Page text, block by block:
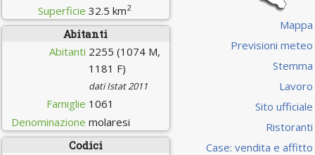
Superficie 32.5 km2
Abitanti
Abitanti 2255 (1074 M,
1181 F)
dati Istat 2011
Famiglie 1061
Denominazione molaresi
Codici
Mappa
Previsioni meteo
Stemma
Lavoro
Sito ufficiale
Ristoranti
Case: vendita e affitto